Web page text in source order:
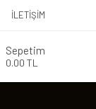
İLETIŞIM
Sepetim
0.00 TL